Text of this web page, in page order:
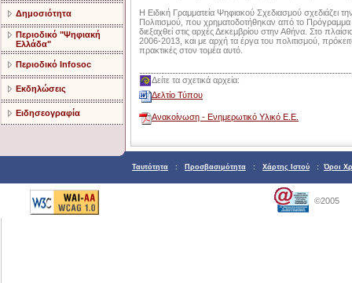
Δημοσιότητα
Περιοδικό "Ψηφιακή
Ελλάδα"
Περιοδικό Infosoc
Εκδηλώσεις
Ειδησεογραφία
Η Ειδική Γραμματεία Ψηφιακού Σχεδιασμού
Πολιτισμού, που χρηματοδοτήθηκαν από το
διεξαχθεί στις αρχές Δεκεμβρίου στην Αθήνα. Στο
2006-2013, και με αρχή τα έργα του πολιτισμού,
πρακτικές στον τομέα αυτό.
Δείτε τα σχετικά αρχεία:
Δελτίο Τύπου
Ανακοίνωση - Ενημερωτικό Υλικό Ε.Ε.
Ταυτότητα : Προσβασιμότητα : Χάρτης Ιστού : Όροι
©2005